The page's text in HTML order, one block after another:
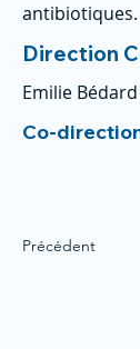
antibiotiques.
Direction
Emilie Bédard
Co-
Précédent